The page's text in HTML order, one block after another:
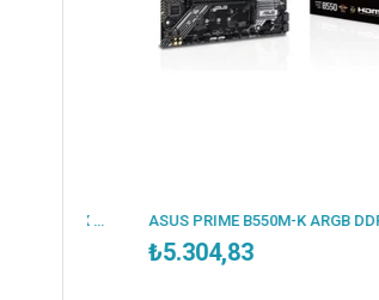
₺5.304,83